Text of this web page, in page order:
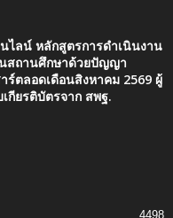
ไลน์ หลักสูตรการดำเนินงาน
สถานศึกษาด้วยปัญญา
ร์ตลอดเดือนสิงหาคม 2569 ผู้
กียรติบัตรจาก สพฐ.
4498